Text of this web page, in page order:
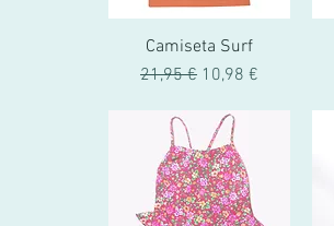
Camiseta Surf
Precio
21,95 € Precio de oferta
10,98 €